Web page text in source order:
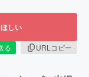
しい
る
URLコピー